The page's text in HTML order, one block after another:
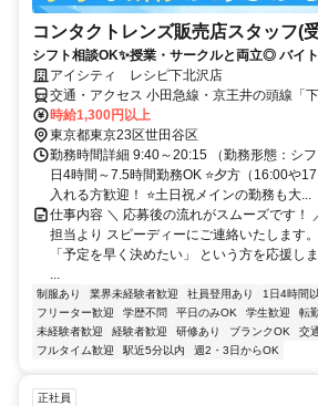
コンタクトレンズ販売店スタッフ(
シフト相談OK✨授業・サークルと両立◎ バイ
アイシティ レシピ下北沢店
交通・アクセス 小田急線・京王井の頭線「
歩1分
時給1,300円以上
東京都東京23区世田谷区
勤務時間詳細 9:40～20:15 （勤務形態：シフ
日4時間～7.5時間勤務OK ⭐夕方（16:00や
入れる方歓迎！ ⭐土日祝メインの勤務も大...
仕事内容 ＼ 応募後の流れがスムーズです！
担当より スピーディーにご連絡いたします
「予定を早く決めたい」 という方を応援し
制服あり 業界未経験者歓迎 社員登用あり 1日4時間
フリーター歓迎
学歴不問 平日のみOK 学生歓迎 転
未経験者歓迎
経験者歓迎 研修あり ブランクOK 交
フルタイム歓迎
駅近5分以内 週2・3日からOK
正社員